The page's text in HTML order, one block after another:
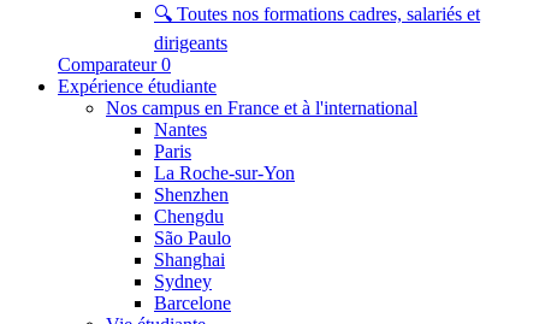
🔍 Toutes nos formations cadres, salariés et
dirigeants
Comparateur 0
Expérience étudiante
Nos campus en France et à l'international
Nantes
Paris
La Roche-sur-Yon
Shenzhen
Chengdu
São Paulo
Shanghai
Sydney
Barcelone